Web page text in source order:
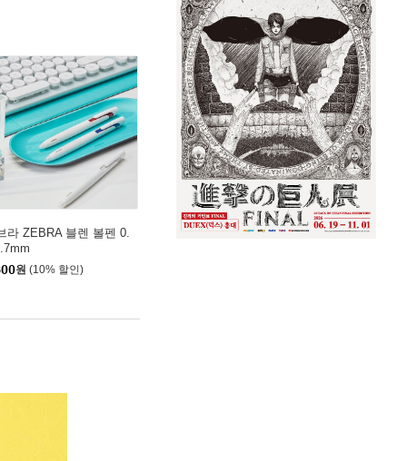
라 ZEBRA 블렌 볼펜 0.
원 (10% 할인)